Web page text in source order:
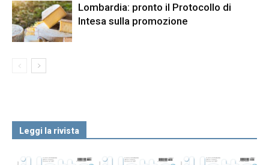
Lombardia: pronto il Protocollo di
Intesa sulla promozione
Leggi la rivista